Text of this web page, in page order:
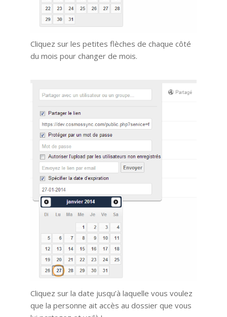
Cliquez sur les petites flèches de chaque côté
du mois pour changer de mois.
Cliquez sur la date jusqu’à laquelle vous voulez
que la personne ait accès au dossier que vous